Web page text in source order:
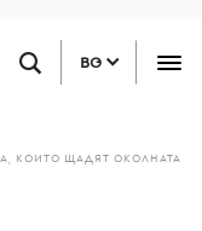
BG
КОИТО ЩАДЯТ ОКОЛНАТА